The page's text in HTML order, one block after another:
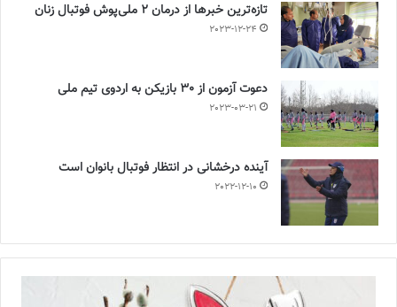
تازه‌ترین خبرها از درمان ۲ ملی‌پوش فوتبال زنان
2023-12-24
دعوت آزمون از 30 بازیکن به اردوی تیم ملی
2023-03-21
آینده درخشانی در انتظار فوتبال بانوان است
2022-12-10